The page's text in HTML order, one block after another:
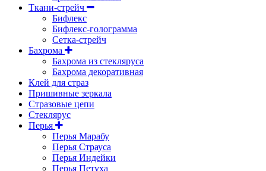
Ткани-стрейч
Бифлекс
Бифлекс-голограмма
Сетка-стрейч
Бахрома
Бахрома из стекляруса
Бахрома декоративная
Клей для страз
Пришивные зеркала
Cтразовые цепи
Стеклярус
Перья
Перья Марабу
Перья Страуса
Перья Индейки
Перья Петуха